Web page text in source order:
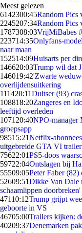
Meest gelezen
6142300:45Random Pics
2245207:34Random Pics
1787308:03VrijMiBabes
223714:35Onlyfans-
naar maan
152514:09Huisarts per
146620:03Trump wil dat
146019:42'Zwarte
overlijdensuitkering
111420:11Duitser (93)
108818:20Zangeres en
leeftijd overleden
1071 20:40NPO-manager
groepsapp
98515:21Netflix-
uitgebreide GTA VI trailer
75622:01PS5-doos
59722:04Ontslagen bij
55509:05Peter Faber (82)
52609:51Dikke Van Dale
schaamlippen doorbreken'
47110:12Trump grijpt
geboorte in VS
46705:00Trailers kijken:
40209:37Denemarken